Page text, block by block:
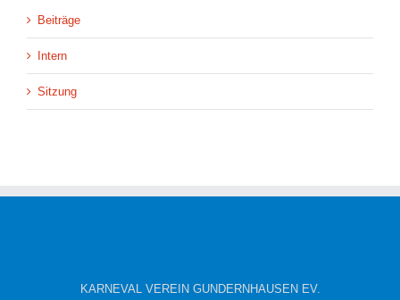
Beiträge
Intern
Sitzung
KARNEVAL VEREIN GUNDERNHAUSEN EV.